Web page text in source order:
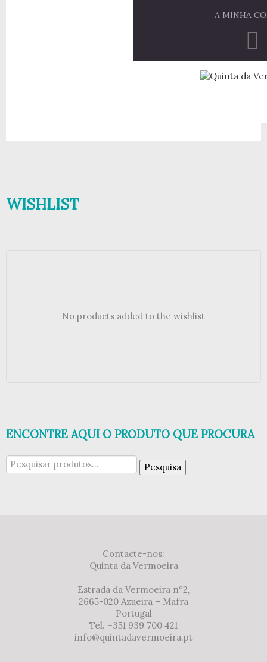
A MINHA
WISHLIST
No products added to the wishlist
ENCONTRE AQUI O PRODUTO QUE PROCURA
Pesquisar
por:
Pesquisa
Contacte-nos:
Quinta da Vermoeira
Estrada da Vermoeira nº2,
2665-020 Azueira – Mafra
Portugal
Tel. +351 939 700 421
info@quintadavermoeira.pt